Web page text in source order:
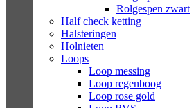
Rolgespen zwart
Half check ketting
Halsteringen
Holnieten
Loops
Loop messing
Loop regenboog
Loop rose gold